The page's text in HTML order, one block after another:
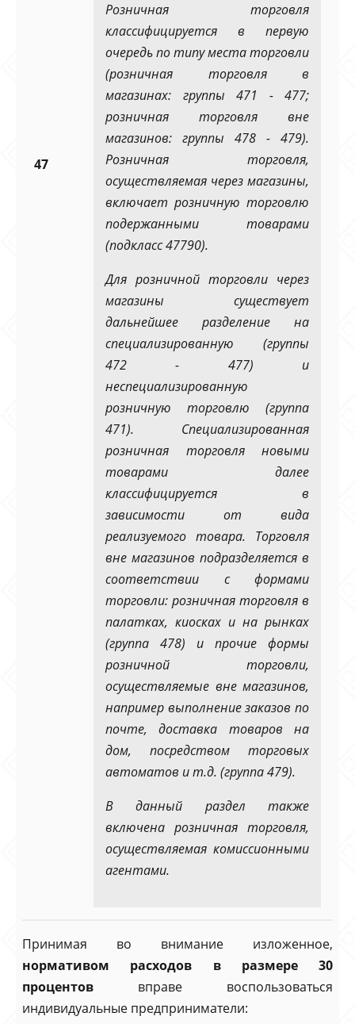
47
Розничная торговля
классифицируется в первую
очередь по типу места торговли
(розничная торговля в
магазинах: группы 471 - 477;
розничная торговля вне
магазинов: группы 478 - 479).
Розничная торговля,
осуществляемая через магазины,
включает розничную торговлю
подержанными товарами
(подкласс 47790).
Для розничной торговли через
магазины существует
дальнейшее разделение на
специализированную (группы
472 - 477) и
неспециализированную
розничную торговлю (группа
471). Специализированная
розничная торговля новыми
товарами далее
классифицируется в
зависимости от вида
реализуемого товара. Торговля
вне магазинов подразделяется в
соответствии с формами
торговли: розничная торговля в
палатках, киосках и на рынках
(группа 478) и прочие формы
розничной торговли,
осуществляемые вне магазинов,
например выполнение заказов по
почте, доставка товаров на
дом, посредством торговых
автоматов и т.д. (группа 479).
В данный раздел также
включена розничная торговля,
осуществляемая комиссионными
агентами.
Принимая во внимание изложенное,
нормативом расходов в размере 30
процентов вправе воспользоваться
индивидуальные предприниматели: